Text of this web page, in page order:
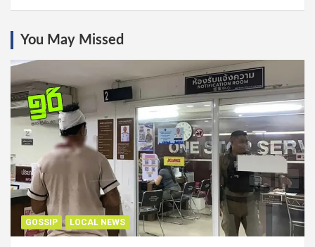
You May Missed
GOSSIP LOCAL NEWS